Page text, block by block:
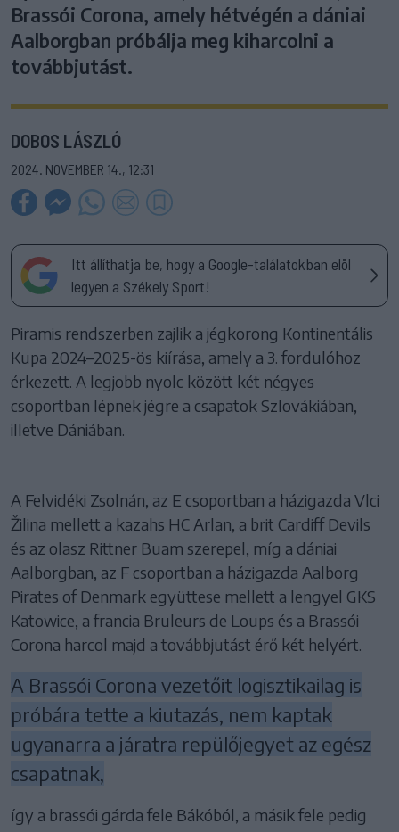
Brassói Corona, amely hétvégén a dániai
Aalborgban próbálja meg kiharcolni a
továbbjutást.
DOBOS LÁSZLÓ
2024. NOVEMBER 14., 12:31
Itt állíthatja be, hogy a Google-találatokban elöl
legyen a Székely Sport!
Piramis rendszerben zajlik a jégkorong Kontinentális
Kupa 2024–2025-ös kiírása, amely a 3. fordulóhoz
érkezett. A legjobb nyolc között két négyes
csoportban lépnek jégre a csapatok Szlovákiában,
illetve Dániában.
A Felvidéki Zsolnán, az E csoportban a házigazda Vlci
Žilina mellett a kazahs HC Arlan, a brit Cardiff Devils
és az olasz Rittner Buam szerepel, míg a dániai
Aalborgban, az F csoportban a házigazda Aalborg
Pirates of Denmark együttese mellett a lengyel GKS
Katowice, a francia Bruleurs de Loups és a Brassói
Corona harcol majd a továbbjutást érő két helyért.
A Brassói Corona vezetőit logisztikailag is
próbára tette a kiutazás, nem kaptak
ugyanarra a járatra repülőjegyet az egész
csapatnak,
így a brassói gárda fele Bákóból, a másik fele pedig